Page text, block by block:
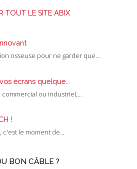
TOUT LE SITE ABIX
osseuse pour ne garder que...
écrans quelque...
ou industriel,...
!
c'est le moment de...
BON CÂBLE ?